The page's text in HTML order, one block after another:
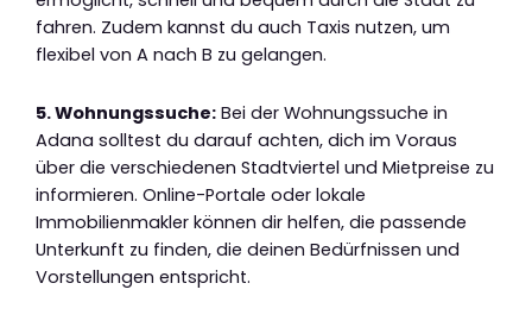
fahren. Zudem kannst du auch Taxis nutzen, um
flexibel von A nach B zu gelangen.
5. Wohnungssuche: Bei der Wohnungssuche in
Adana solltest du darauf achten, dich im Voraus
über die verschiedenen Stadtviertel und Mietpreise zu
informieren. Online-Portale oder lokale
Immobilienmakler können dir helfen, die passende
Unterkunft zu finden, die deinen Bedürfnissen und
Vorstellungen entspricht.